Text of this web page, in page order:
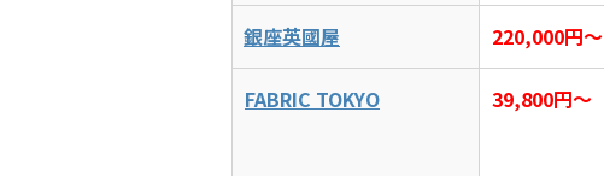
銀座英國屋 220,000円～
FABRIC TOKYO 39,800円～